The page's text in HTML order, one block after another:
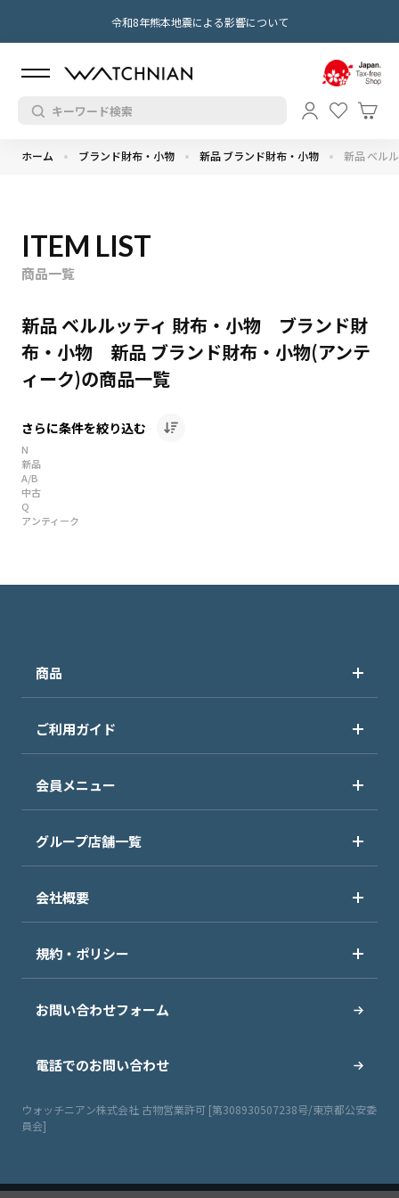
令和8年熊本地震による影響について
ホーム ブランド財布・小物 新品 ブランド財布・小物 新品 ベル
ITEM LIST
商品一覧
新品 ベルルッティ 財布・小物 ブランド財
布・小物 新品 ブランド財布・小物(アンテ
ィーク)の商品一覧
さらに条件を絞り込む
N
新品
A/B
中古
Q
アンティーク
商品
ご利用ガイド
会員メニュー
グループ店舗一覧
会社概要
規約・ポリシー
お問い合わせフォーム
電話でのお問い合わせ
ウォッチニアン株式会社 古物営業許可 [第308930507238号/東京都公安委
員会]